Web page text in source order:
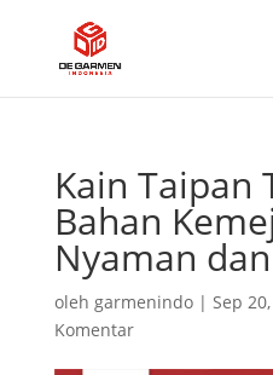
Kain Taipan
Bahan
Nyaman
oleh garmenindo| Sep
Komentar